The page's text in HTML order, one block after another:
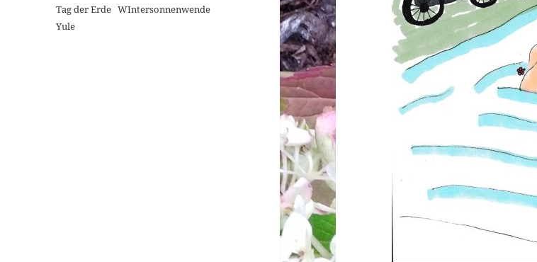
Tag der Erde WIntersonnenwende
Yule